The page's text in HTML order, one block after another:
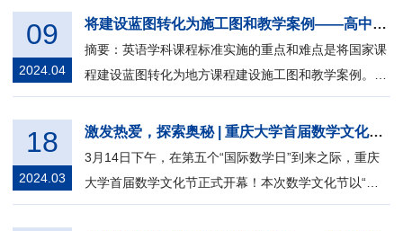
将建设蓝图转化为施工图和教学案例——高中英语新课程建设实验研究的重庆实践
摘要：英语学科课程标准实施的重点和难点是将国家课
程建设蓝图转化为地方课程建设施工图和教学案例。这
是基础教育领域英语课程建设的理论问...
09
2024.04
激发热爱，探索奥秘 | 重庆大学首届数学文化节开幕！
3月14日下午，在第五个“国际数学日”到来之际，重庆
大学首届数学文化节正式开幕！本次数学文化节以“数
出精彩，学而致用”为主题，由重庆...
18
2024.03